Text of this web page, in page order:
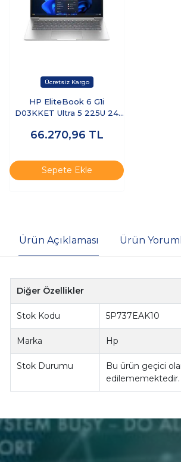
HP EliteBook 6 G1i
D03KKET Ultra 5 225U 24
Dizüstü Bilgisayar
66.270,96 TL
Sepete Ekle
Ürün Açıklaması Ürün
Diğer Özellikler
Stok Kodu 5P737EAK10
Marka Hp
Stok Durumu
Bu ürün geçici
edilememektedir.